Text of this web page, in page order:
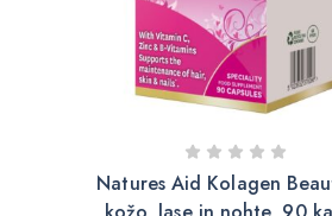
Natures Aid Kolagen